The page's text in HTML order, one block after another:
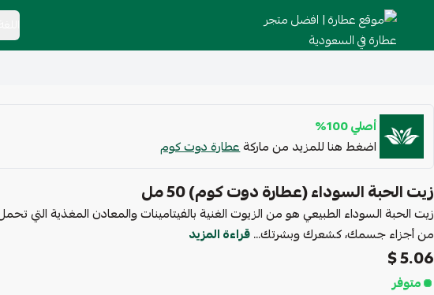
موقع عطارة | افضل متجر عطارة في السعودية
أصلي 100%
اضغط هنا للمزيد من ماركةعطارة دوت كوم
زيت الحبة السوداء (عطارة دوت كوم) 50 مل
زيت الحبة السوداء الطبيعي هو من الزيوت الغنية بالفيتامينات والمعادن المغذية التي
من أجزاء جسمك، كشعرك وبشرتك...قراءة المزيد
5.06 $
متوفر